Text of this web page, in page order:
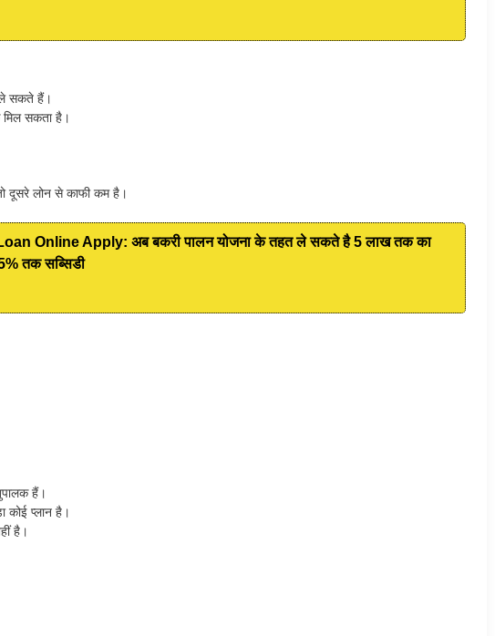
सकते हैं।
मिल सकता है।
दूसरे लोन से काफी कम है।
Online Apply: अब बकरी पालन योजना के तहत ले सकते है 5 लाख तक का
तक सब्सिडी
हैं।
प्लान है।
है।